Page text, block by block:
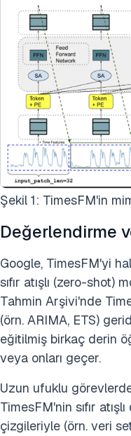
Şekil 1: TimesFM'in
Değerlendirme
Google, TimesFM'yi
sıfır atışlı (zero-shot)
Tahmin Arşivi'nde
(örn. ARIMA, ETS)
eğitilmiş birkaç derin
veya onları geçer.
Uzun ufuklu
TimesFM'nin sıfır
çizgileriyle (örn. veri